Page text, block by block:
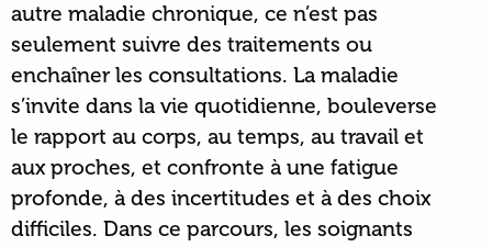
autre maladie chronique, ce n’est pas
seulement suivre des traitements ou
enchaîner les consultations. La maladie
s’invite dans la vie quotidienne, bouleverse
le rapport au corps, au temps, au travail et
aux proches, et confronte à une fatigue
profonde, à des incertitudes et à des choix
difficiles. Dans ce parcours, les soignants